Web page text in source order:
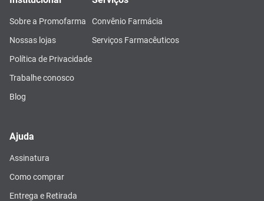
Sobre a Promofarma
Nossas lojas
Política de Privacidade
Trabalhe conosco
Blog
Convênio Farmácia
Serviços Farmacêuticos
Ajuda
Assinatura
Como comprar
Entrega e Retirada